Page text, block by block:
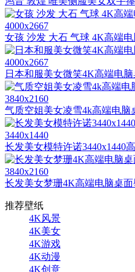
4000x2667
女孩 沙发 大石 气球 4K高端
4000x2667
日本和服美女微笑4K高端电
3840x2160
气质空姐美女凌雪4k高端电脑
3440x1440
长发美女模特许诺3440x1440
3840x2160
长发美女梦珊4K高端电脑桌
推荐壁纸
4K风景
4K美女
4K游戏
4K动漫
4K创意